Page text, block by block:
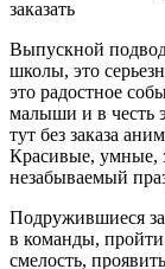
Выпускной
школы, это
это радостное
малыши и в честь
тут без заказа
Красивые, умные,
незабываемый
Подружившиеся за
в команды, пройти
смелость,